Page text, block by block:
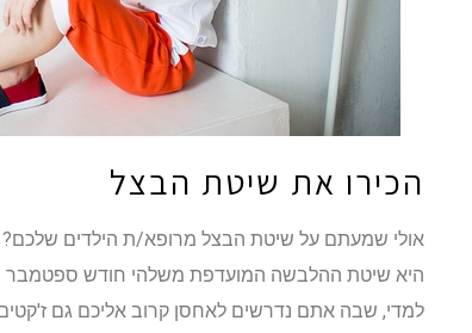
הכירו את שיטת הבצל
אולי שמעתם על שיטת הבצל מרופא/ת הילדים
היא שיטת ההלבשה המועדפת משלהי חודש ספטמבר
למדי, שבה אתם נדרשים לאחסן קרוב אליכם גם ז'קטים,